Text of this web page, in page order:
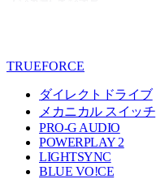
TRUEFORCE
ダイレクトドライブ
メカニカル スイッチ
PRO-G AUDIO
POWERPLAY 2
LIGHTSYNC
BLUE VO!CE